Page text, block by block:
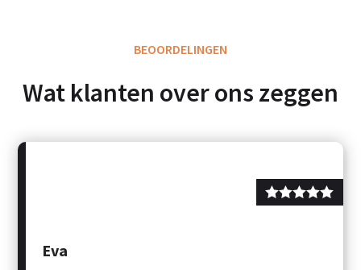
BEOORDELINGEN
Wat klanten over ons zeggen
Eva